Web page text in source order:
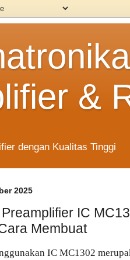
&
dengan Kualitas Tinggi
2025
IC
Membuat
IC MC1302